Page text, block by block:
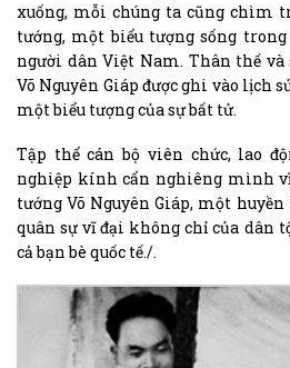
xuống, mỗi chúng ta cũng chìm
tướng, một biểu tượng sống
người dân Việt Nam. Thân thế
Võ Nguyên Giáp được ghi vào lịch
một biểu tượng của sự bất tử.
Tập thể cán bộ viên chức, lao
nghiệp kính cẩn nghiêng mình
tướng Võ Nguyên Giáp, một
quân sự vĩ đại không chỉ của dân
cả bạn bè quốc tế./.